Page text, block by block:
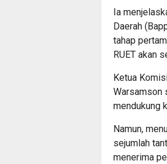
Ia
Daerah
tahap
RUET akan
Ketua
Warsamson
mendukung
Namun,
sejumlah
menerima